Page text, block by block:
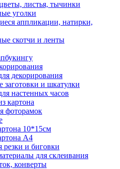
листья, тычинки
уголки
аппликации, натирки,
скотчи и ленты
декорирования
заготовки и шкатулки
настенных часов
картона
фоторамок
10*15см
А4
и биговки
для склеивания
конверты